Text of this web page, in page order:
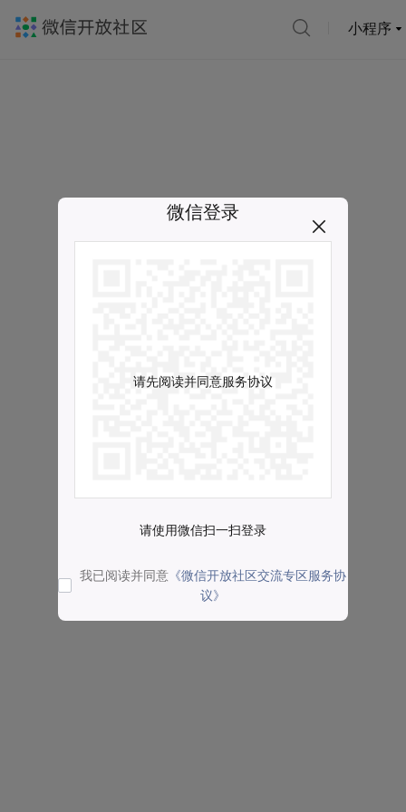
小程序
微信登录
请先阅读并同意服务协议
请使用微信扫一扫登录
我已阅读并同意 《微信开放社区交流专区服务协
议》